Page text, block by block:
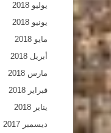
يوليو 2018
يونيو 2018
مايو 2018
أبريل 2018
مارس 2018
فبراير 2018
يناير 2018
ديسمبر 2017